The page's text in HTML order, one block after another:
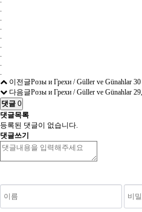
.
.
.
.
.
.
.
.
이전글Розы и Грехи / Güller ve Günahlar
다음글Розы и Грехи / Güller ve Günahlar
댓글 0
댓글목록
등록된 댓글이 없습니다.
댓글쓰기